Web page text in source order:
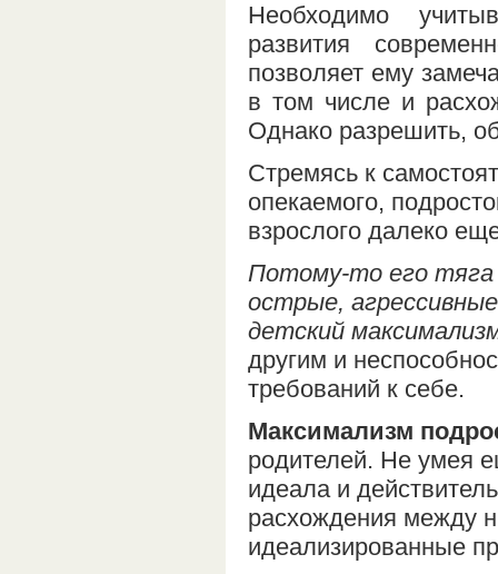
Необходимо
развития
позволяет ему
в том числе и
Однако разрешить,
Стремясь к
опекаемого,
взрослого далеко
Потому-то его тяга
острые,
детский
другим и
требований к себе.
Максимализм
родителей. Не умея
идеала и
расхождения между
идеализированные